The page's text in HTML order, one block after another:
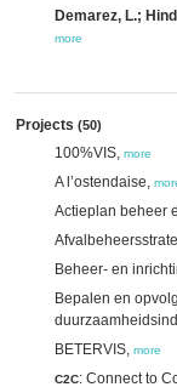
Demarez, L.;
more
Projects (50)
100%VIS, more
A l’ostendaise,
Actieplan beheer
Beheer- en
Bepalen en
BETERVIS, more
C2C: Connect to